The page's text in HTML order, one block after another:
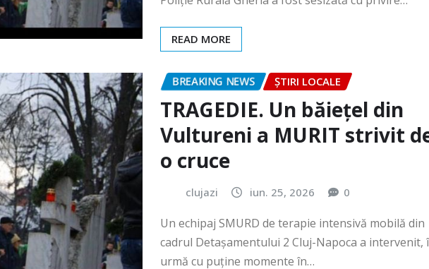
BREAKING NEWS
TRAGEDIE. Un băiețel din
Vultureni a MURIT strivit de
o cruce
clujazi iun. 25, 2026 0
Un echipaj SMURD de terapie intensivă mobilă din
cadrul Detașamentului 2 Cluj-Napoca a intervenit, în
urmă cu puține momente în…
READ MORE